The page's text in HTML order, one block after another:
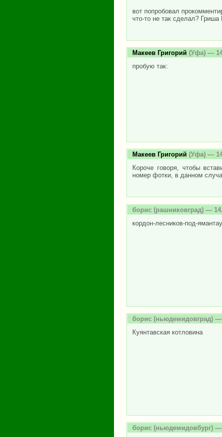
вот попробовал
что-то не так сделал? Гриша
Макеев Григорий (Уфа) —
пробую так:
Макеев Григорий (Уфа) —
Короче говоря, чтобы
номер фотки, в данном
борис (рашниковград) —
кордон-лесников-под-ямантау
борис (ньюдемидовград) —
Куянтавская котловина
борис (ньюдемидовбург) —